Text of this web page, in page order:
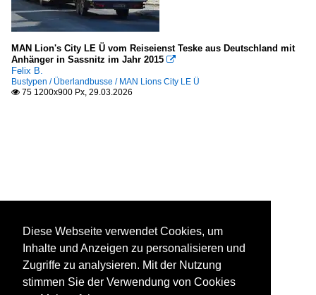
MAN Lion's City LE Ü vom Reiseienst Teske aus Deutschland mit
Anhänger in Sassnitz im Jahr 2015 
Felix B.
Bustypen / Überlandbusse / MAN Lions City LE Ü
 75 1200x900 Px, 29.03.2026
Diese Webseite verwendet Cookies, um
Inhalte und Anzeigen zu personalisieren und
Zugriffe zu analysieren. Mit der Nutzung
stimmen Sie der Verwendung von Cookies